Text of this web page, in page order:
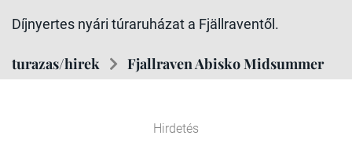
Díjnyertes nyári túraruházat a Fjällraventől.
turazas/hirek Fjallraven Abisko Midsummer
Hirdetés